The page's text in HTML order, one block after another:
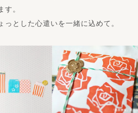
す。
っとした心遣いを一緒に込めて。